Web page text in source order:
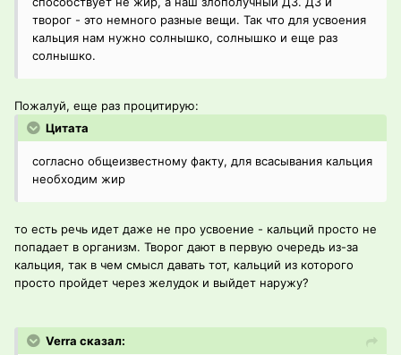
творог - это немного разные вещи. Так что для усвоения
кальция нам нужно солнышко, солнышко и еще раз
солнышко.
Пожалуй, еще раз процитирую:
Цитата
согласно общеизвестному факту, для всасывания кальция
необходим жир
то есть речь идет даже не про усвоение - кальций просто не
попадает в организм. Творог дают в первую очередь из-за
кальция, так в чем смысл давать тот, кальций из которого
просто пройдет через желудок и выйдет наружу?
Verra сказал: